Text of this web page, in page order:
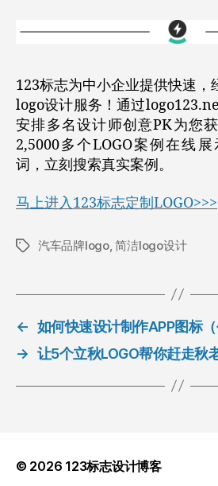
123标志为中小企业提供快速，
logo设计服务！通过
安排多名设计师创意PK为您
2,5000多个LOGO案例在线
词，立刻搜索真实案例。
马上进入123标志定制LOGO>>>
标
汽车品牌logo,简洁logo设计
← 如何快速设计制作APP图标（
→ 让5个立秋LOGO帮你赶走秋
© 2026 123标志设计博客